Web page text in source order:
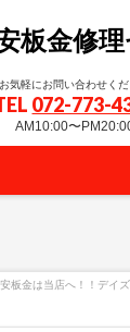
板金修
お気軽にお問い合わせく
072-773-
AM10:00〜
板金は当店へ！！デイ